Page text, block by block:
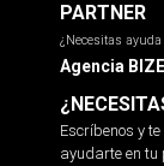
PARTNER
¿Necesitas
Agencia
Escríbenos y
ayudarte en tu